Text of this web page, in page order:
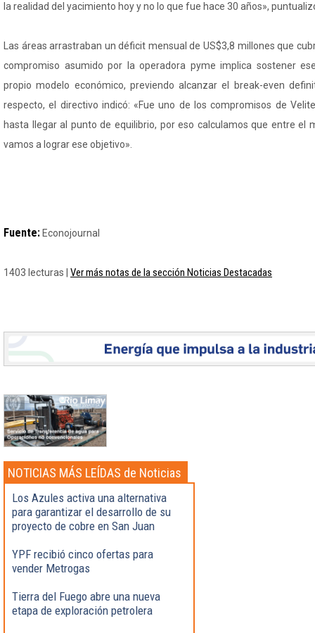
la realidad del yacimiento hoy y no lo que fue hace 30 años»,
Las áreas arrastraban un déficit mensual de US$3,8 millones que
compromiso asumido por la operadora pyme implica sostener
propio modelo económico, previendo alcanzar el break-even
respecto, el directivo indicó: «Fue uno de los compromisos de
hasta llegar al punto de equilibrio, por eso calculamos que entre el
vamos a lograr ese objetivo».
Fuente: Econojournal
1403 lecturas | Ver más notas de la sección Noticias Destacadas
NOTICIAS MÁS LEÍDAS de Noticias
Destacadas
Los Azules activa una alternativa
para garantizar el desarrollo de su
proyecto de cobre en San Juan
YPF recibió cinco ofertas para
vender Metrogas
Tierra del Fuego abre una nueva
etapa de exploración petrolera